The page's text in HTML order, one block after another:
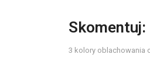
Skomentuj:
3 kolory oblachowania